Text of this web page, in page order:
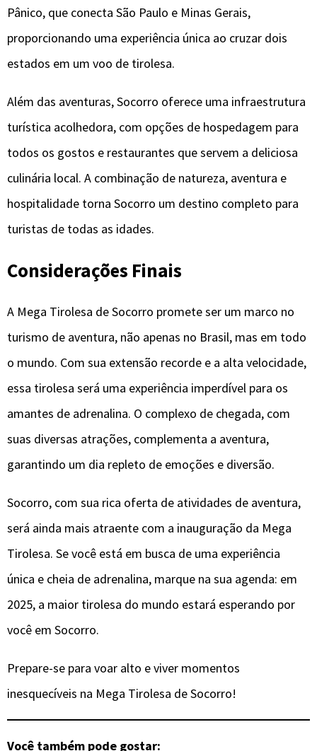
Pânico, que conecta São Paulo e Minas Gerais,
proporcionando uma experiência única ao cruzar dois
estados em um voo de tirolesa.
Além das aventuras, Socorro oferece uma infraestrutura
turística acolhedora, com opções de hospedagem para
todos os gostos e restaurantes que servem a deliciosa
culinária local. A combinação de natureza, aventura e
hospitalidade torna Socorro um destino completo para
turistas de todas as idades.
Considerações Finais
A Mega Tirolesa de Socorro promete ser um marco no
turismo de aventura, não apenas no Brasil, mas em todo
o mundo. Com sua extensão recorde e a alta velocidade,
essa tirolesa será uma experiência imperdível para os
amantes de adrenalina. O complexo de chegada, com
suas diversas atrações, complementa a aventura,
garantindo um dia repleto de emoções e diversão.
Socorro, com sua rica oferta de atividades de aventura,
será ainda mais atraente com a inauguração da Mega
Tirolesa. Se você está em busca de uma experiência
única e cheia de adrenalina, marque na sua agenda: em
2025, a maior tirolesa do mundo estará esperando por
você em Socorro.
Prepare-se para voar alto e viver momentos
inesquecíveis na Mega Tirolesa de Socorro!
Você também pode gostar: